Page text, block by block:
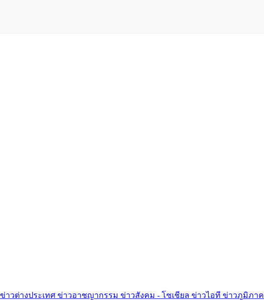
ข่าวต่างประเทศ ข่าวอาชญากรรม ข่าวสังคม - โซเชียล ข่าวไอที ข่าวภูมิภาค